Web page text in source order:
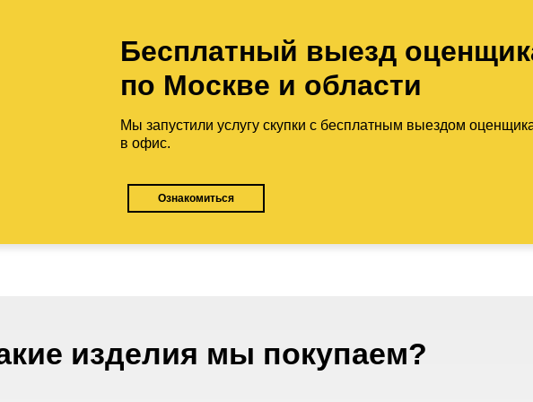
Бесплатный выезд
по Москве и области
Мы запустили услугу скупки с бесплатным выездом
в офис.
Ознакомиться
изделия мы покупаем?